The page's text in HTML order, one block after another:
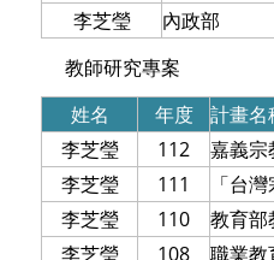
李芝瑩
內政部
教師研究專案
姓名
年度
計畫名
李芝瑩
112
嘉義宗
李芝瑩
111
「台
李芝瑩
110
教育部
李芝瑩
108 職業教